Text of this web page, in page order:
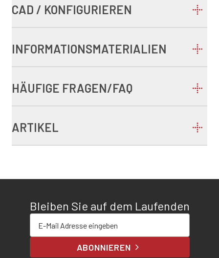
CAD / KONFIGURIEREN
INFORMATIONSMATERIALIEN
HÄUFIGE FRAGEN/FAQ
ARTIKEL
Bleiben Sie auf dem Laufenden
ABONNIEREN